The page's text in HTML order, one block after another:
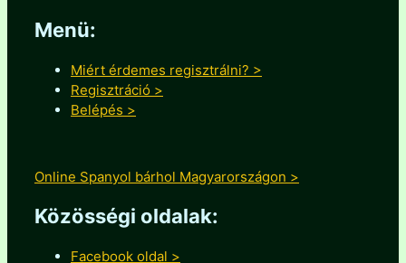
Menü:
Miért érdemes regisztrálni? >
Regisztráció >
Belépés >
Online Spanyol bárhol Magyarországon >
Közösségi oldalak:
Facebook oldal >